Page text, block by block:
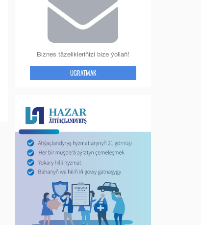
Biznes täzelikleriňizi bize ýollaň!
UGRATMAK